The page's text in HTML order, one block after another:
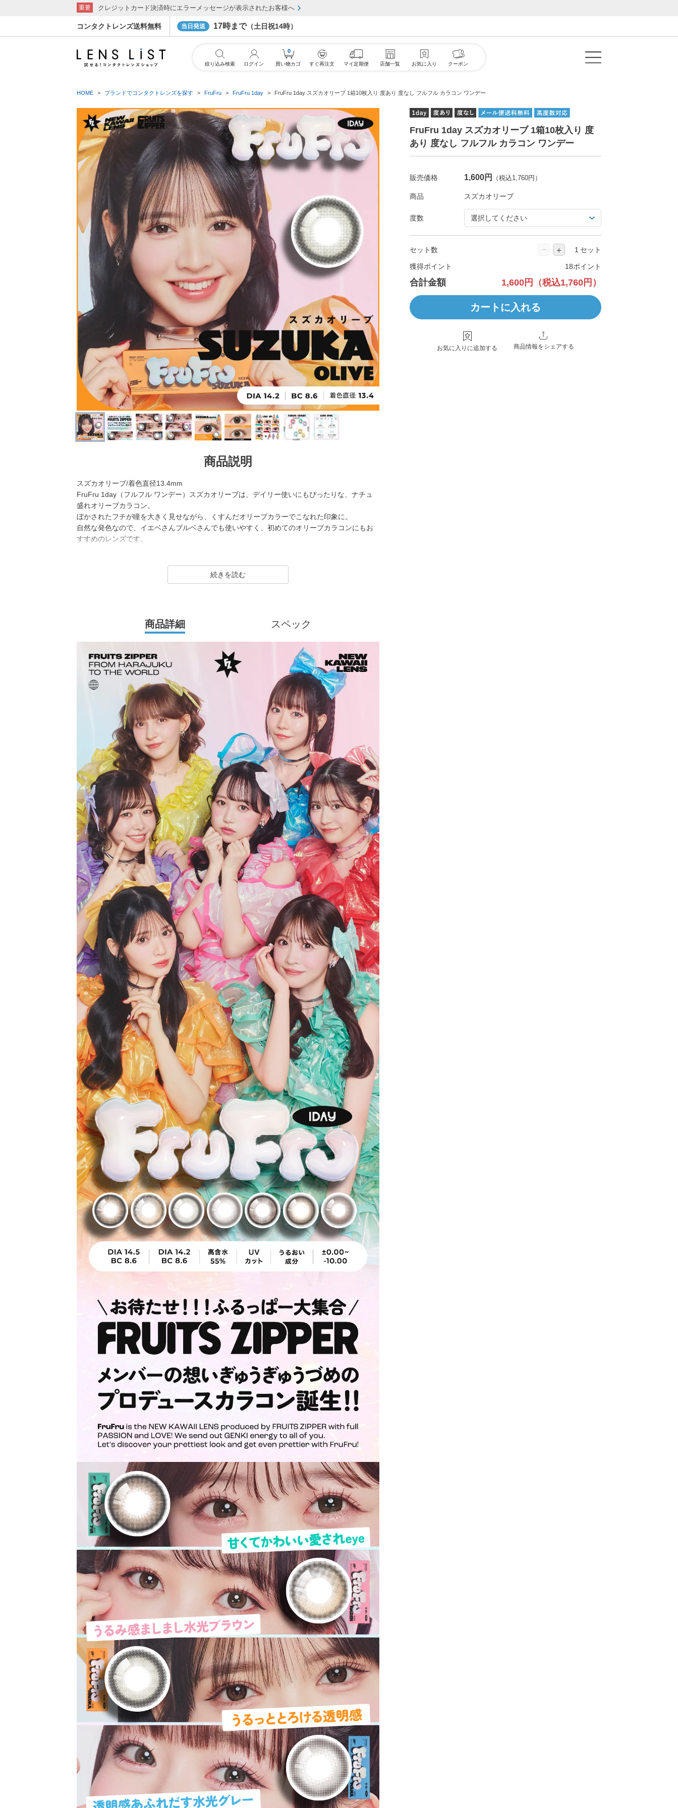
コンタクトレンズ送料無料 当日発送 17時まで（土日祝14時）
重要 クレジットカード決済時にエラーメッセージが表示されたお客様へ
HOME ブランドでコンタクトレンズを探す FruFru FruFru 1day FruFru 1day スズカオリーブ 1箱10枚入り 度あり 度なし フルフル カラコン ワンデー
FruFru 1day スズカオリーブ 1箱10枚入り 度
あり 度なし フルフル カラコン ワンデー
販売価格 1,600円 （税込1,760円）
商品
度数
セット数 − ＋ セット
獲得ポイント 18ポイント
合計金額 1,600円 （税込1,760円）
カートに入れる
お気に入りに追加する 商品情報をシェアする
商品説明
スズカオリーブ/着色直径13.4mm
FruFru 1day（フルフル ワンデー）スズカオリーブは、デイリー使いにもぴったりな、ナチュ
盛れオリーブカラコン。
ぼかされたフチが瞳を大きく見せながら、くすんだオリーブカラーでこなれた印象に。
自然な発色なので、イエベさんブルベさんでも使いやすく、初めてのオリーブカラコンにもお
すすめのレンズです。
くりっと盛れるブラウンや透明感たっぷりのグレー、うるうるに見せる裸眼風、トレンドの水
商品詳細 スペック
絞り込み検索 ログイン
0
買い物カゴ すぐ再注文 マイ定期便 店舗一覧 お気に入り クーポン
クーポン詳細